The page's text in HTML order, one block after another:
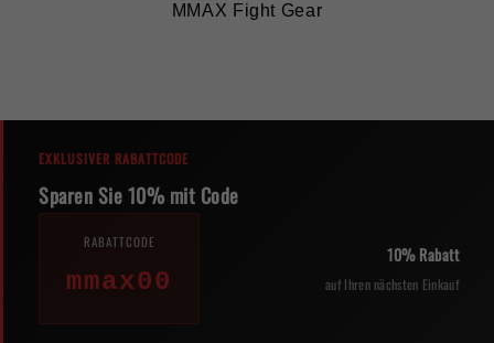
MMAX Fight Gear
EXKLUSIVER RABATTCODE
Sparen Sie 10% mit Code
RABATTCODE
mmax00
10% Rabatt
auf Ihren nächsten Einkauf